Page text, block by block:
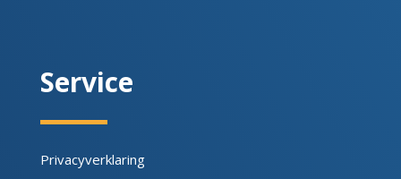
Service
Privacyverklaring